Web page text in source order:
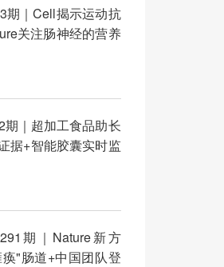
期｜Cell揭示运动抗
关注肠神经的营养
期｜超加工食品助长
据+智能胶囊实时监
期｜Nature新方
"肠道+中国团队登